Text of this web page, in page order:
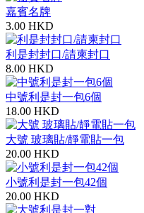
嘉賓名牌
3.00 HKD
利是封封口/請柬封口
8.00 HKD
中號利是封一包6個
18.00 HKD
大號 玻璃貼/靜電貼一包
20.00 HKD
小號利是封一包42個
20.00 HKD